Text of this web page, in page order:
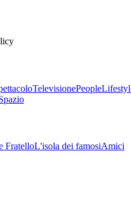
TelevisionePeople
FratelloL'isola dei famosiAmici